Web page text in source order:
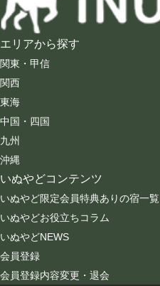
エリアから探す
関東・甲信
関西
東海
中国・四国
九州
沖縄
いぬやどコンテンツ
いぬやど限定会員特典ありの宿一覧
いぬやどお役立ちコラム
いぬやどNEWS
会員登録
会員登録内容変更・退会